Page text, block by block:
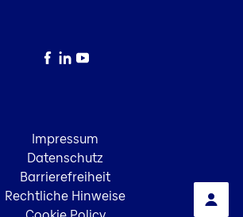
Facebook
LinkedIn
YouTube
Impressum
Datenschutz
Barrierefreiheit
Rechtliche Hinweise